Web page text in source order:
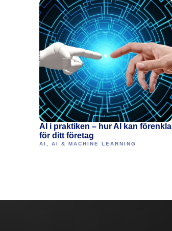
AI i praktiken – hur AI kan förenkla
för ditt företag
AI ,AI & MACHINE LEARNING